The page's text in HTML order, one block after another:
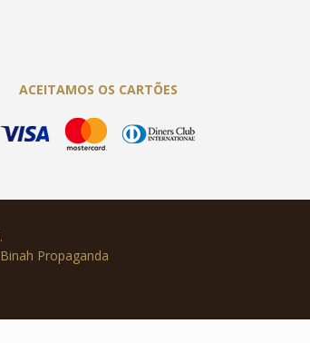
ACEITAMOS OS CARTÕES
.
Binah Propaganda